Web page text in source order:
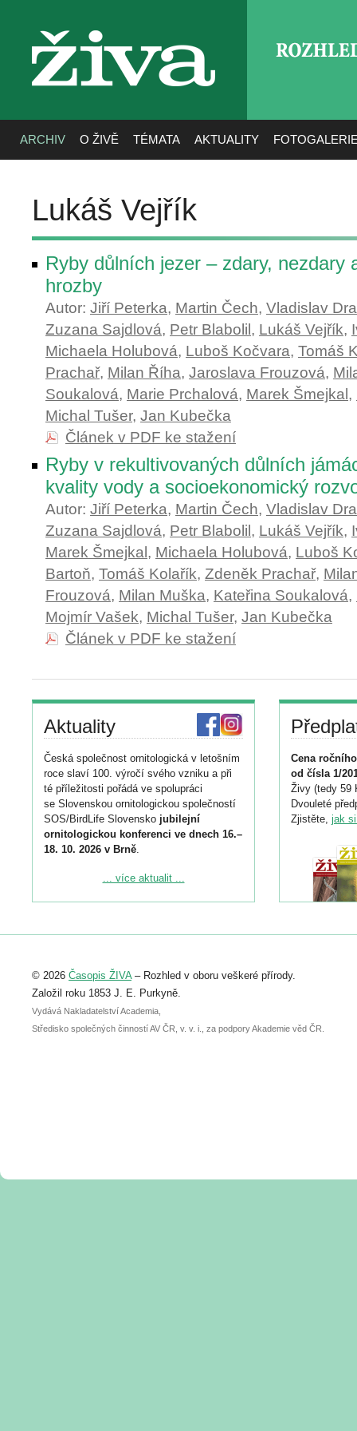
živa
ARCHIV O ŽIVĚ TÉMATA AKTUALITY
Lukáš Vejřík
Ryby důlních jezer – zdary, nezdary
hrozby
Autor: Jiří Peterka, Martin Čech, Vladislav
Zuzana Sajdlová, Petr Blabolil , Lukáš Vejřík,
Michaela Holubová, Luboš Kočvara, Tomáš
Prachař, Milan Říha, Jaroslava Frouzová,
Soukalová, Marie Prchalová, Marek Šmejkal ,
Michal Tušer, Jan Kubečka
Článek v PDF ke stažení
Ryby v rekultivovaných důlních
kvality vody a socioekonomický
Autor: Jiří Peterka, Martin Čech, Vladislav
Zuzana Sajdlová, Petr Blabolil , Lukáš Vejřík,
Marek Šmejkal , Michaela Holubová, Luboš
Bartoň, Tomáš Kolařík, Zdeněk Prachař,
Frouzová, Milan Muška, Kateřina Soukalová,
Mojmír Vašek, Michal Tušer, Jan Kubečka
Článek v PDF ke stažení
Aktuality
Česká společnost ornitologická v letošním
roce slaví 100. výročí svého vzniku a při
té příležitosti pořádá ve spolupráci
se Slovenskou ornitologickou společností
SOS/BirdLife Slovensko jubilejní
ornitologickou konferenci ve dnech 16.–
18. 10. 2026 v Brně.
Podrobnější informace ke konferenci
Registrovat se můžete do 6. září.
abstraktu přihlášené přednášky nebo
posteru je už 30. června.
... více aktualit ...
Cena
od čísla 1/
Živy (tedy 59
Dvouleté
Zjistěte, jak
© 2026 Časopis ŽIVA– Rozhled v oboru veškeré přírody.
Založil roku 1853 J. E. Purkyně.
Vydává Nakladatelství Academia,
Středisko společných činností AV ČR, v. v. i., za podpory Akademie věd ČR.